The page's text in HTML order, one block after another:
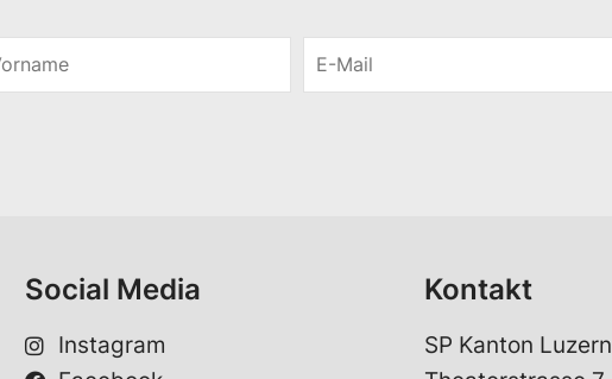
M
Social Media
Instagram
Kontakt
SP Kanton Luzern